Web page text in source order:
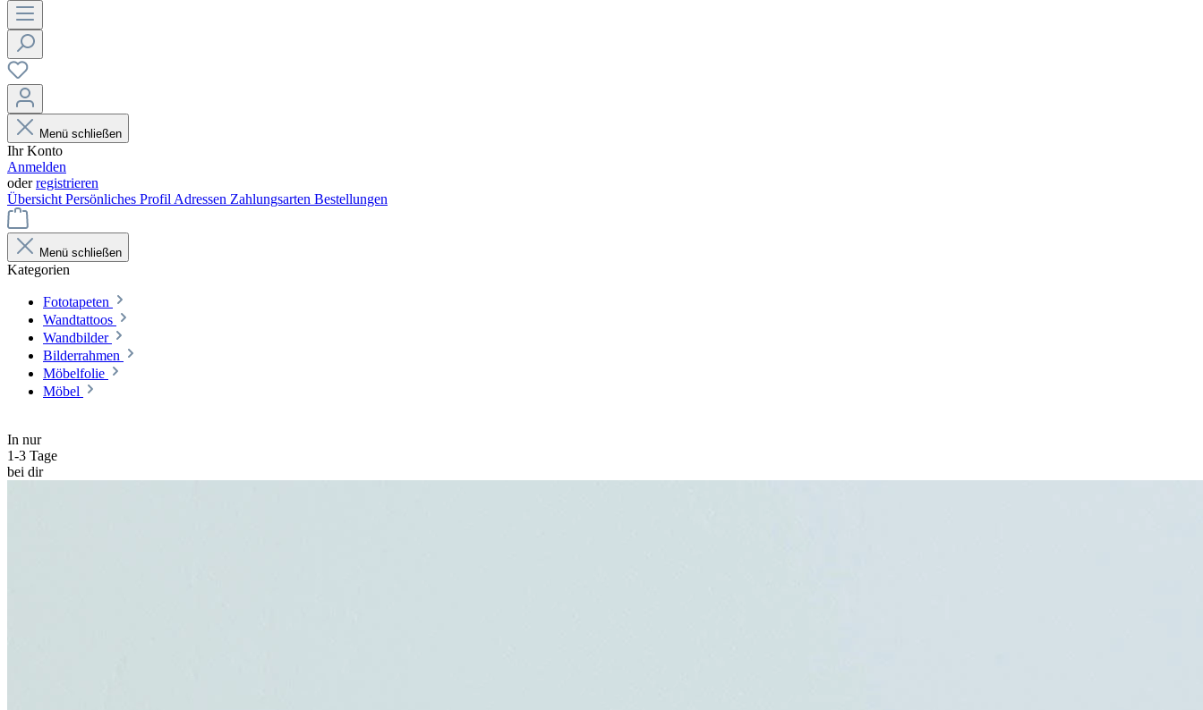
Menü schließen
Ihr Konto
Anmelden
oderregistrieren
Übersicht Persönliches Profil Adressen Zahlungsarten Bestellungen
Menü schließen
Kategorien
Fototapeten
Wandtattoos
Wandbilder
Bilderrahmen
Möbelfolie
Möbel
In nur
1-3 Tage
bei dir